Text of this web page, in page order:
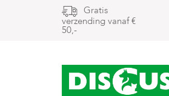
Gratis
verzending vanaf €
50,-